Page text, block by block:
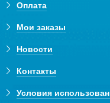
Оплата
Мои заказы
Новости
Контакты
Условия